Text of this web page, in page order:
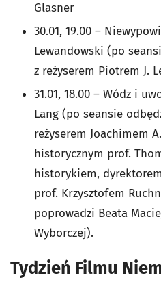
Glasner
30.01, 19.00 –
Lewandowski (po
z reżyserem Piotrem J.
31.01, 18.00 – Wódz i
Lang (po seansie
reżyserem Joachimem
historycznym prof.
historykiem,
prof. Krzysztofem
poprowadzi Beata
Wyborczej).
Tydzień Filmu